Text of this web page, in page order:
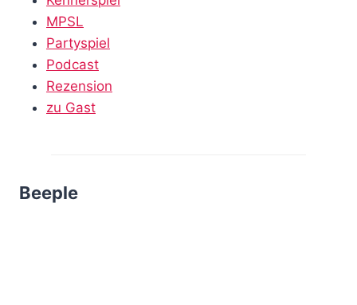
MPSL
Partyspiel
Podcast
Rezension
zu Gast
Beeple